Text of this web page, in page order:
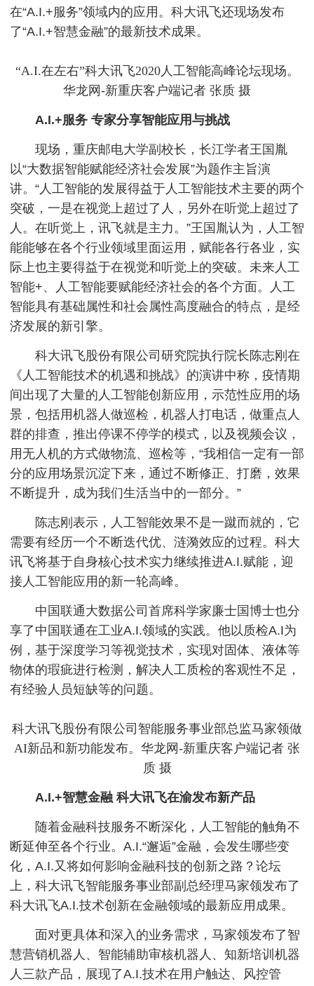
在“A.I.+服务”领域内的应用。科大讯飞还现场发布
了“A.I.+智慧金融”的最新技术成果。
“A.I.在左右”科大讯飞2020人工智能高峰论坛现场。
华龙网-新重庆客户端记者 张质 摄
A.I.+服务 专家分享智能应用与挑战
现场，重庆邮电大学副校长，长江学者王国胤
以“大数据智能赋能经济社会发展”为题作主旨演
讲。“人工智能的发展得益于人工智能技术主要的两个
突破，一是在视觉上超过了人，另外在听觉上超过了
人。在听觉上，讯飞就是主力。”王国胤认为，人工智
能能够在各个行业领域里面运用，赋能各行各业，实
际上也主要得益于在视觉和听觉上的突破。未来人工
智能+、人工智能要赋能经济社会的各个方面。人工
智能具有基础属性和社会属性高度融合的特点，是经
济发展的新引擎。
科大讯飞股份有限公司研究院执行院长陈志刚在
《人工智能技术的机遇和挑战》的演讲中称，疫情期
间出现了大量的人工智能创新应用，示范性应用的场
景，包括用机器人做巡检，机器人打电话，做重点人
群的排查，推出停课不停学的模式，以及视频会议，
用无人机的方式做物流、巡检等，“我相信一定有一部
分的应用场景沉淀下来，通过不断修正、打磨，效果
不断提升，成为我们生活当中的一部分。”
陈志刚表示，人工智能效果不是一蹴而就的，它
需要有经历一个不断迭代优、涟漪效应的过程。科大
讯飞将基于自身核心技术实力继续推进A.I.赋能，迎
接人工智能应用的新一轮高峰。
中国联通大数据公司首席科学家廉士国博士也分
享了中国联通在工业A.I.领域的实践。他以质检A.I为
例，基于深度学习等视觉技术，实现对固体、液体等
物体的瑕疵进行检测，解决人工质检的客观性不足，
有经验人员短缺等的问题。
科大讯飞股份有限公司智能服务事业部总监马家领做
AI新品和新功能发布。华龙网-新重庆客户端记者 张
质 摄
A.I.+智慧金融 科大讯飞在渝发布新产品
随着金融科技服务不断深化，人工智能的触角不
断延伸至各个行业。A.I.“邂逅”金融，会发生哪些变
化，A.I.又将如何影响金融科技的创新之路？论坛
上，科大讯飞智能服务事业部副总经理马家领发布了
科大讯飞A.I.技术创新在金融领域的最新应用成果。
面对更具体和深入的业务需求，马家领发布了智
慧营销机器人、智能辅助审核机器人、知新培训机器
人三款产品，展现了A.I.技术在用户触达、风控管